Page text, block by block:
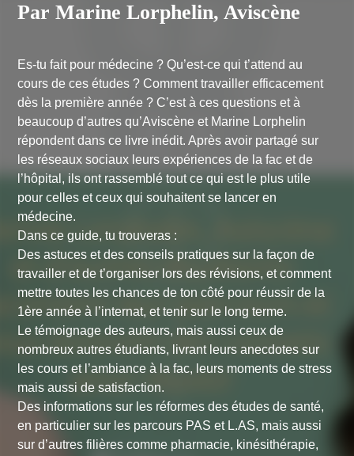
Par Marine Lorphelin, Aviscène
Es-tu fait pour médecine ? Qu’est-ce qui t’attend au
cours de ces études ? Comment travailler efficacement
dès la première année ? C’est à ces questions et à
beaucoup d’autres qu’Aviscène et Marine Lorphelin
répondent dans ce livre inédit. Après avoir partagé sur
les réseaux sociaux leurs expériences de la fac et de
l’hôpital, ils ont rassemblé tout ce qui est le plus utile
pour celles et ceux qui souhaitent se lancer en
médecine.
Dans ce guide, tu trouveras :
Des astuces et des conseils pratiques sur la façon de
travailler et de t’organiser lors des révisions, et comment
mettre toutes les chances de ton côté pour réussir de la
1ère année à l’internat, et tenir sur le long terme.
Le témoignage des auteurs, mais aussi ceux de
nombreux autres étudiants, livrant leurs anecdotes sur
les cours et l’ambiance à la fac, leurs moments de stress
mais aussi de satisfaction.
Des informations sur les réformes des études de santé,
en particulier sur les parcours PAS et L.AS, mais aussi
sur d’autres filières comme pharmacie, kinésithérapie,